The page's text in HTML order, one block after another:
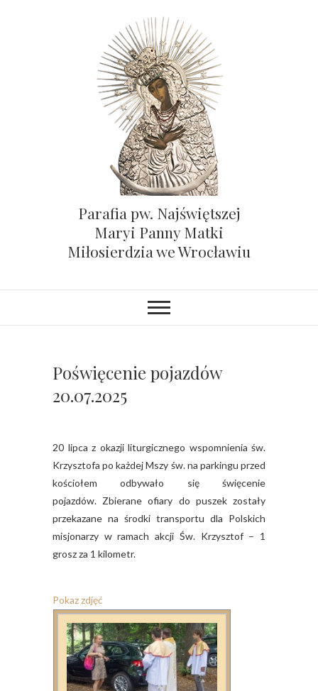
Parafia pw. Najświętszej
Maryi Panny Matki
Miłosierdzia we Wrocławiu
Poświęcenie pojazdów
20.07.2025
20 lipca z okazji liturgicznego wspomnienia św.
Krzysztofa po każdej Mszy św. na parkingu przed
kościołem odbywało się święcenie
pojazdów. Zbierane ofiary do puszek zostały
przekazane na środki transportu dla Polskich
misjonarzy w ramach akcji Św. Krzysztof – 1
grosz za 1 kilometr.
Pokaz zdjęć